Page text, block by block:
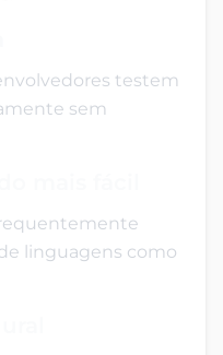
testem
sem
linguagens como